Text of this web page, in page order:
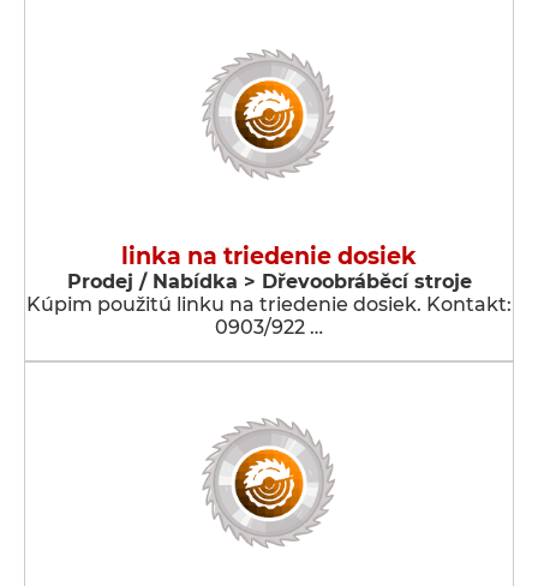
linka na triedenie dosiek
Prodej / Nabídka > Dřevoobráběcí stroje
Kúpim použitú linku na triedenie dosiek. Kontakt:
0903/922 …